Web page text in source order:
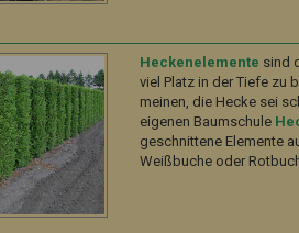
Heckenelemente sind
viel Platz in der Tiefe zu
meinen, die Hecke sei
eigenen Baumschule
geschnittene Elemente
Weißbuche oder